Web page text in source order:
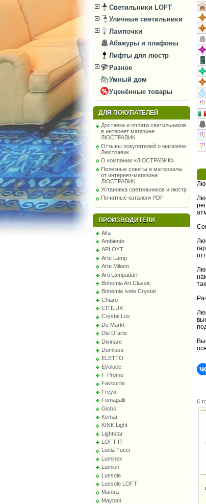
Светильники LOFT
Уличные светильники
Лампочки
Абажуры и плафоны
Лифты для люстр
Разное
Умный дом
Уценённые товары
ДЛЯ ПОКУПАТЕЛЕЙ
Доставка и оплата светильников
в интернет магазине
ЛЮСТРАВИК
Отзывы покупателей о магазине
Люстравик
О компании «ЛЮСТРАВИК»
Полезные советы и материалы
от интернет-магазина
ЛЮСТРАВИК
Установка светильников и люстр
Печатные каталоги PDF
ПРОИЗВОДИТЕЛИ
Alfa
Ambiente
APLOYT
Arte Lamp
Arte Milano
Arti Lampadari
Bohemia Art Classic
Bohemia Ivele Crystal
Chiaro
CITILUX
Crystal Lux
De Markt
Dio D`arte
Divinare
Domlustr
ELETTO
Evoluce
F-Promo
Favourite
Freya
Fumagalli
Globo
Kemar
KINK Light
Lightstar
LOFT IT
Lucia Tucci
Luminex
Lumion
Lussole
Lussole LOFT
Mantra
Maytoni
6